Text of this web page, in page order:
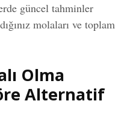
güncel tahminler
molaları ve toplam
Olma
Alternatif